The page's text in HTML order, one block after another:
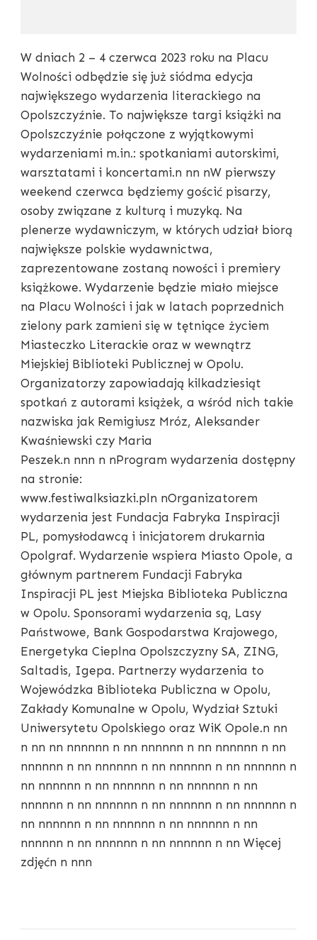
W dniach 2 – 4 czerwca 2023 roku na Placu
Wolności odbędzie się już siódma edycja
największego wydarzenia literackiego na
Opolszczyźnie. To największe targi książki na
Opolszczyźnie połączone z wyjątkowymi
wydarzeniami m.in.: spotkaniami autorskimi,
warsztatami i koncertami.n nn nW pierwszy
weekend czerwca będziemy gościć pisarzy,
osoby związane z kulturą i muzyką. Na
plenerze wydawniczym, w których udział biorą
największe polskie wydawnictwa,
zaprezentowane zostaną nowości i premiery
książkowe. Wydarzenie będzie miało miejsce
na Placu Wolności i jak w latach poprzednich
zielony park zamieni się w tętniące życiem
Miasteczko Literackie oraz w wewnątrz
Miejskiej Biblioteki Publicznej w Opolu.
Organizatorzy zapowiadają kilkadziesiąt
spotkań z autorami książek, a wśród nich takie
nazwiska jak Remigiusz Mróz, Aleksander
Kwaśniewski czy Maria
Peszek.n nnn n nProgram wydarzenia dostępny
na stronie:
www.festiwalksiazki.pln nOrganizatorem
wydarzenia jest Fundacja Fabryka Inspiracji
PL, pomysłodawcą i inicjatorem drukarnia
Opolgraf. Wydarzenie wspiera Miasto Opole, a
głównym partnerem Fundacji Fabryka
Inspiracji PL jest Miejska Biblioteka Publiczna
w Opolu. Sponsorami wydarzenia są, Lasy
Państwowe, Bank Gospodarstwa Krajowego,
Energetyka Cieplna Opolszczyzny SA, ZING,
Saltadis, Igepa. Partnerzy wydarzenia to
Wojewódzka Biblioteka Publiczna w Opolu,
Zakłady Komunalne w Opolu, Wydział Sztuki
Uniwersytetu Opolskiego oraz WiK Opole.n nn
n nn nn nnnnnn n nn nnnnnn n nn nnnnnn n nn
nnnnnn n nn nnnnnn n nn nnnnnn n nn nnnnnn n
nn nnnnnn n nn nnnnnn n nn nnnnnn n nn
nnnnnn n nn nnnnnn n nn nnnnnn n nn nnnnnn n
nn nnnnnn n nn nnnnnn n nn nnnnnn n nn
nnnnnn n nn nnnnnn n nn nnnnnn n nn Więcej
zdjęćn n nnn